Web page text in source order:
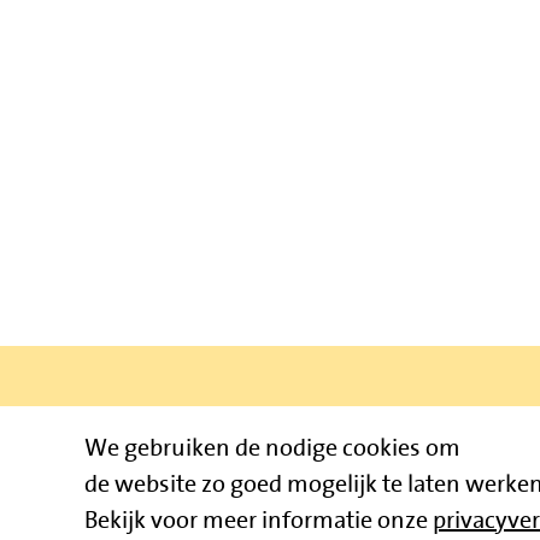
Bruïneplein
© 2026
We gebruiken de nodige cookies om
de website zo goed mogelijk te laten
Bekijk voor meer informatie onze